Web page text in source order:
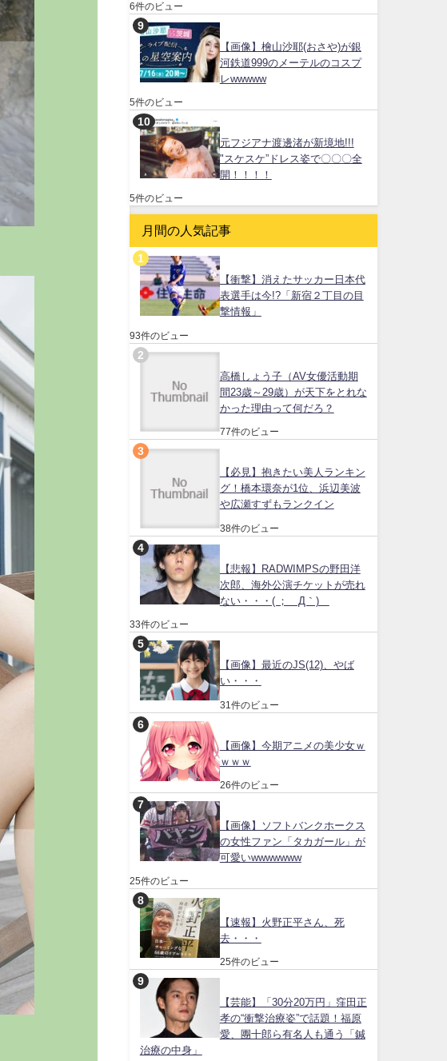
6件のビュー
【画像】檜山沙耶(おさや)が銀
河鉄道999のメーテルのコスプ
レwwwww
5件のビュー
元フジアナ渡邊渚が新境地!!!
"スケスケ”ドレス姿で〇〇〇全
開！！！！
5件のビュー
月間の人気記事
【衝撃】消えたサッカー日本代
表選手は今!?「新宿２丁目の目
撃情報」
93件のビュー
高橋しょう子（AV女優活動期
間23歳～29歳）が天下をとれな
かった理由って何だろ？
77件のビュー
【必見】抱きたい美人ランキン
グ！橋本環奈が1位、浜辺美波
や広瀬すずもランクイン
38件のビュー
【悲報】RADWIMPSの野田洋
次郎、海外公演チケットが売れ
ない・・・( ；´Д｀)
33件のビュー
【画像】最近のJS(12)、やば
い・・・
31件のビュー
【画像】今期アニメの美少女ｗ
ｗｗｗ
26件のビュー
【画像】ソフトバンクホークス
の女性ファン「タカガール」が
可愛いwwwwwww
25件のビュー
【速報】火野正平さん、死
去・・・
25件のビュー
【芸能】「30分20万円」窪田正
孝の“衝撃治療姿”で話題！福原
愛、團十郎ら有名人も通う「鍼
治療の中身」